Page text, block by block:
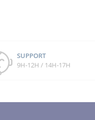
SUPPORT
9H-12H / 14H-17H